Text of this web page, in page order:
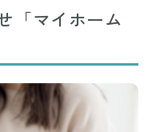
「マイホーム